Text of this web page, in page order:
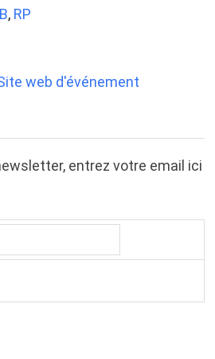
B, RP
web d'événement
entrez votre email ici